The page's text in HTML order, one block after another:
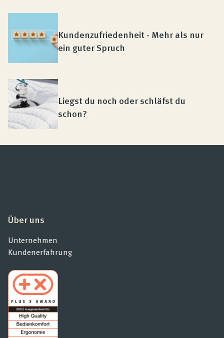
Kundenzufriedenheit - Mehr als nur
ein guter Spruch
Liegst du noch oder schläfst du
schon?
Über uns
Unternehmen
Kundenerfahrung